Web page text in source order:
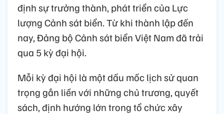
định sự trưởng thành, phát triển của Lực
lượng Cảnh sát biển. Từ khi thành lập đến
nay, Đảng bộ Cảnh sát biển Việt Nam đã trải
qua 5 kỳ đại hội.
Mỗi kỳ đại hội là một dấu mốc lịch sử quan
trọng gắn liền với những chủ trương, quyết
sách, định hướng lớn trong tổ chức xây